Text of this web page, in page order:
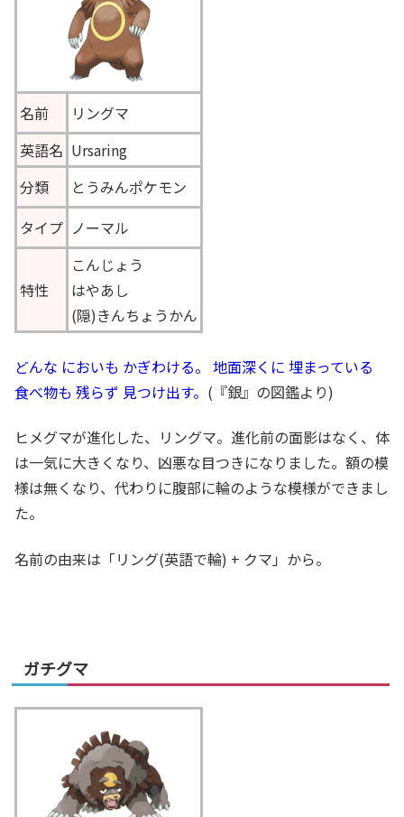
名前
リングマ
英語名 Ursaring
分類
とうみんポケモン
タイプ ノーマル
特性
こんじょう
はやあし
(隠)きんちょうかん
どんな においも かぎわける。 地面深くに 埋まっている
食べ物も 残らず 見つけ出す。 (『銀』の図鑑より)
ヒメグマが進化した、リングマ。進化前の面影はなく、体
は一気に大きくなり、凶悪な目つきになりました。額の模
様は無くなり、代わりに腹部に輪のような模様ができまし
た。
名前の由来は「リング(英語で輪) + クマ」から。
ガチグマ